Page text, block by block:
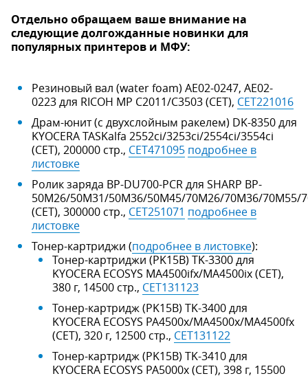
Отдельно обращаем ваше внимание на
следующие долгожданные новинки для
популярных принтеров и МФУ:
Резиновый вал (water foam) AE02-0247, AE02-
0223 для RICOH MP C2011/C3503 (CET), CET221016
Драм-юнит (c двухслойным ракелем) DK-8350 для
KYOCERA TASKalfa 2552ci/3253ci/2554ci/3554ci
(CET), 200000 стр., CET471095 подробнее в
листовке
Ролик заряда BP-DU700-PCR для SHARP BP-
50M26/50M31/50M36/50M45/70M26/70M36/70M55/
(CET), 300000 стр., CET251071 подробнее в
листовке
Тонер-картриджи (подробнее в листовке):
Тонер-картриджи (PK15B) TK-3300 для
KYOCERA ECOSYS MA4500ifx/MA4500ix (CET),
380 г, 14500 стр., CET131123
Тонер-картридж (PK15B) TK-3400 для
KYOCERA ECOSYS PA4500x/MA4500x/MA4500fx
(CET), 320 г, 12500 стр., CET131122
Тонер-картридж (PK15B) TK-3410 для
KYOCERA ECOSYS PA5000x (CET), 398 г, 15500